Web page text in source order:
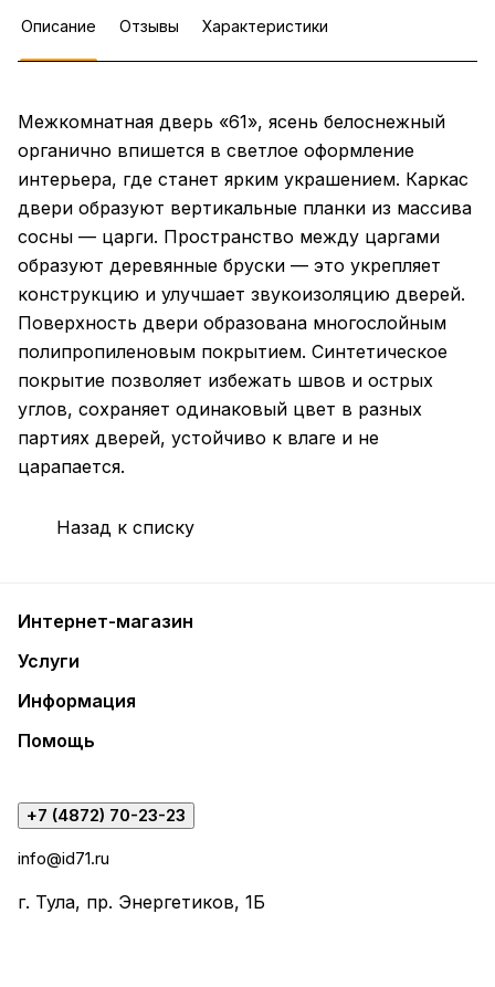
Описание Отзывы Характеристики
Межкомнатная дверь «61», ясень белоснежный
органично впишется в светлое оформление
интерьера, где станет ярким украшением. Каркас
двери образуют вертикальные планки из массива
сосны — царги. Пространство между царгами
образуют деревянные бруски — это укрепляет
конструкцию и улучшает звукоизоляцию дверей.
Поверхность двери образована многослойным
полипропиленовым покрытием. Синтетическое
покрытие позволяет избежать швов и острых
углов, сохраняет одинаковый цвет в разных
партиях дверей, устойчиво к влаге и не
царапается.
Назад к списку
Интернет-магазин
Услуги
Информация
Помощь
+7 (4872) 70-23-23
info@id71.ru
г. Тула, пр. Энергетиков, 1Б